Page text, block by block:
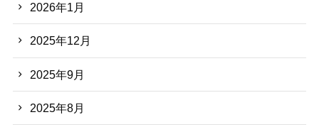
2026年1月
2025年12月
2025年9月
2025年8月